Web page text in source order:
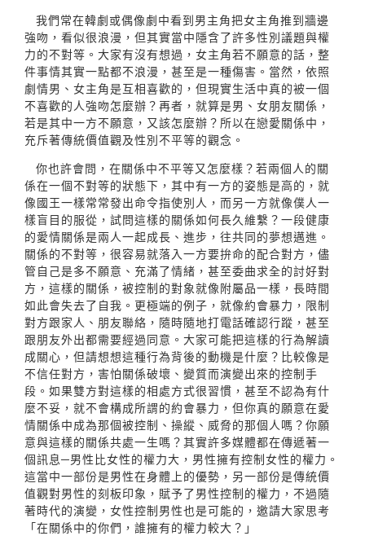
我們常在韓劇或偶像劇中看到男主角把女主角推到牆邊
強吻，看似很浪漫，但其實當中隱含了許多性別議題與權
力的不對等。大家有沒有想過，女主角若不願意的話，整
件事情其實一點都不浪漫，甚至是一種傷害。當然，依照
劇情男、女主角是互相喜歡的，但現實生活中真的被一個
不喜歡的人強吻怎麼辦？再者，就算是男、女朋友關係，
若是其中一方不願意，又該怎麼辦？所以在戀愛關係中，
充斥著傳統價值觀及性別不平等的觀念。
你也許會問，在關係中不平等又怎麼樣？若兩個人的關
係在一個不對等的狀態下，其中有一方的姿態是高的，就
像國王一樣常常發出命令指使別人，而另一方就像僕人一
樣盲目的服從，試問這樣的關係如何長久維繫？一段健康
的愛情關係是兩人一起成長、進步，往共同的夢想邁進。
關係的不對等，很容易就落入一方要拚命的配合對方，儘
管自己是多不願意、充滿了情緒，甚至委曲求全的討好對
方，這樣的關係，被控制的對象就像附屬品一樣，長時間
如此會失去了自我。更極端的例子，就像約會暴力，限制
對方跟家人、朋友聯絡，隨時隨地打電話確認行蹤，甚至
跟朋友外出都需要經過同意。大家可能把這樣的行為解讀
成關心，但請想想這種行為背後的動機是什麼？比較像是
不信任對方，害怕關係破壞、變質而演變出來的控制手
段。如果雙方對這樣的相處方式很習慣，甚至不認為有什
麼不妥，就不會構成所謂的約會暴力，但你真的願意在愛
情關係中成為那個被控制、操縱、威脅的那個人嗎？你願
意與這樣的關係共處一生嗎？其實許多媒體都在傳遞著一
個訊息─男性比女性的權力大，男性擁有控制女性的權力。
這當中一部份是男性在身體上的優勢，另一部份是傳統價
值觀對男性的刻板印象，賦予了男性控制的權力，不過隨
著時代的演變，女性控制男性也是可能的，邀請大家思考
「在關係中的你們，誰擁有的權力較大？」